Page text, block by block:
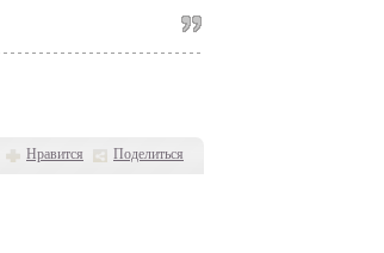
Нравится Поделиться